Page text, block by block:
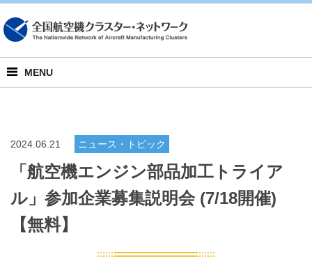
MENU
2024.06.21 ニュース・トピック
「航空機エンジン部品加工トライア
ル」参加企業募集説明会 (7/18開催)
【無料】